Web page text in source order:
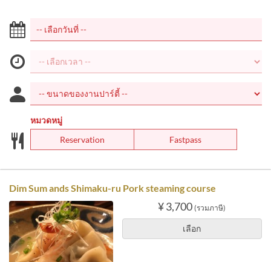
หมวดหมู่
Reservation
Fastpass
Dim Sum ands Shimaku-ru Pork steaming course
¥ 3,700 (รวมภาษี)
เลือก